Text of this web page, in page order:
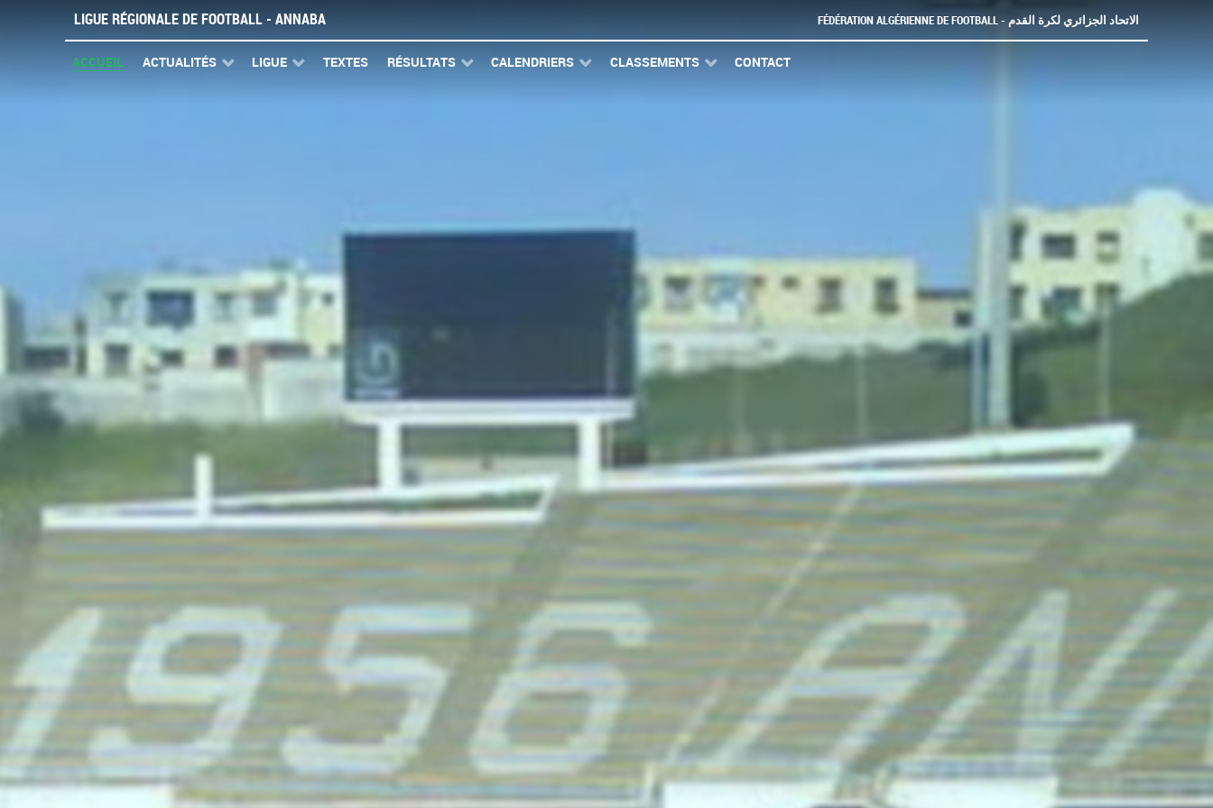
LIGUE RÉGIONALE DE FOOTBALL - ANNABA FÉDÉRATION ALGÉRIENNE DE FOOTBALL - الاتحاد الجزائري لكرة القدم
ACCUEIL ACTUALITÉS LIGUE TEXTES RÉSULTATS CALENDRIERS CLASSEMENTS CONTACT